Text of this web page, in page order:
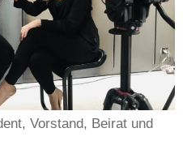
Vorstand, Beirat und